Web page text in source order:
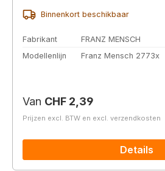
Binnenkort beschikbaar
Fabrikant
FRANZ MENSCH
Modellenlijn
Franz Mensch 2773x
Normale prijs:
Van CHF 2,39
Prijzen excl. BTW en excl. verzendkosten
Details